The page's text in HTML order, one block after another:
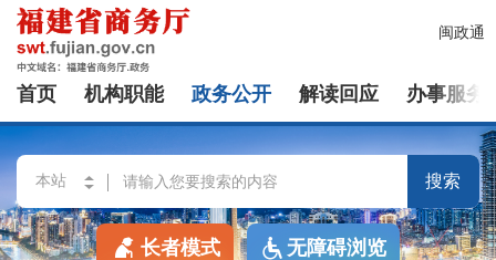
闽政通
首页 机构职能 政务公开 解读回应 办事服务
搜索
长者模式 无障碍浏览